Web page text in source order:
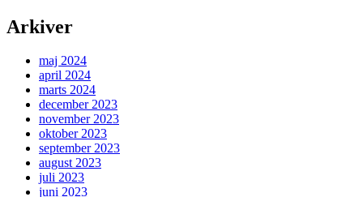
Arkiver
maj 2024
april 2024
marts 2024
december 2023
november 2023
oktober 2023
september 2023
august 2023
juli 2023
juni 2023